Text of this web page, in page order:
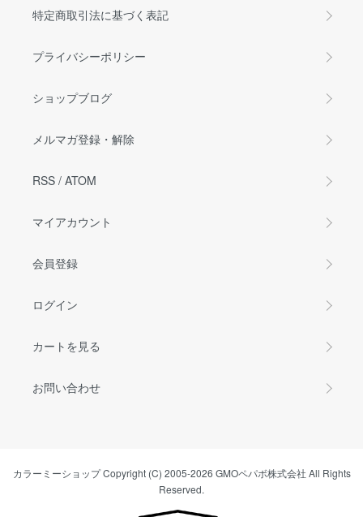
特定商取引法に基づく表記
プライバシーポリシー
ショップブログ
メルマガ登録・解除
RSS / ATOM
マイアカウント
会員登録
ログイン
カートを見る
お問い合わせ
カラーミーショップCopyright (C) 2005-2026 GMOペパボ株式会社 All Rights
Reserved.